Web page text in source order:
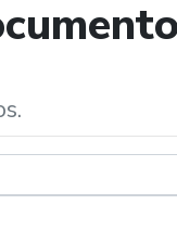
de búsqueda